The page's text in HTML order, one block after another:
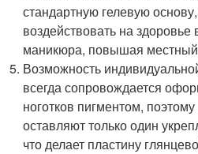
стандартную гелевую
воздействовать на здоровье
маникюра, повышая
Возможность
всегда сопровождается
ноготков пигментом,
оставляют только один
что делает пластину